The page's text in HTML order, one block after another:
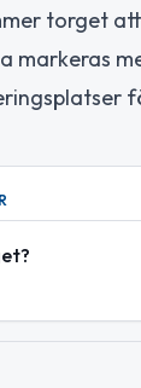
torget
markeras